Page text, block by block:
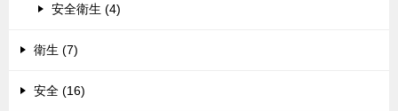
安全衛生 (4)
衛生 (7)
安全 (16)